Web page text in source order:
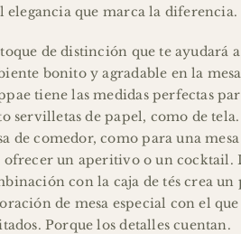
elegancia que marca la diferencia.
de distinción que te ayudará
bonito y agradable en la
tiene las medidas perfectas
servilletas de papel, como de
de comedor, como para una
ofrecer un aperitivo o un cocktail.
con la caja de tés crea un
de mesa especial con el que
Porque los detalles cuentan.